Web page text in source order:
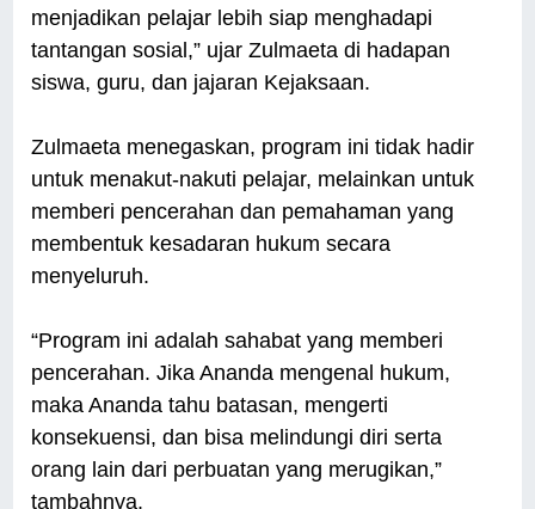
menjadikan pelajar lebih siap menghadapi
tantangan sosial,” ujar Zulmaeta di hadapan
siswa, guru, dan jajaran Kejaksaan.
Zulmaeta menegaskan, program ini tidak hadir
untuk menakut-nakuti pelajar, melainkan untuk
memberi pencerahan dan pemahaman yang
membentuk kesadaran hukum secara
menyeluruh.
“Program ini adalah sahabat yang memberi
pencerahan. Jika Ananda mengenal hukum,
maka Ananda tahu batasan, mengerti
konsekuensi, dan bisa melindungi diri serta
orang lain dari perbuatan yang merugikan,”
tambahnya.